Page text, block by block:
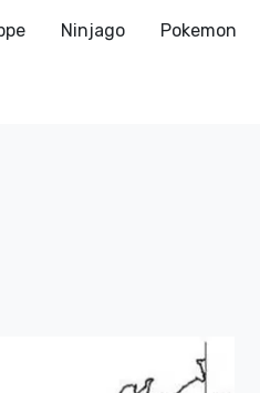
Ninjago Pokemon